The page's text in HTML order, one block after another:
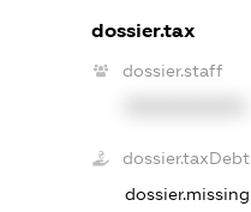
dossier.tax
dossier.staff
dossier.taxDebt